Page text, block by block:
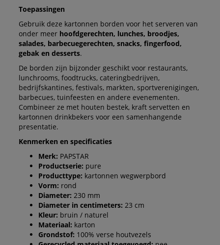
Toepassingen
Gebruik deze kartonnen borden voor het serveren van
onder meer hoofdgerechten, lunches, broodjes,
salades, barbecuegerechten, snacks, fingerfood,
gebak en desserts.
De borden zijn bijzonder geschikt voor restaurants,
lunchrooms, foodtrucks, cateringbedrijven,
bedrijfskantines, festivals, markten, sportverenigingen,
barbecues, tuinfeesten en andere evenementen.
Combineer ze met houten bestek, kraft servetten en
kartonnen drinkbekers voor een samenhangende
presentatie.
Kenmerken en specificaties
Merk: PAPSTAR
Productserie: pure
Producttype: kartonnen wegwerpbord
Vorm: rond
Diameter: 230 mm
Diameter in centimeters: 23 cm
Kleur: bruin / naturel
Materiaal: karton
Grondstof: 100% verse houtvezels